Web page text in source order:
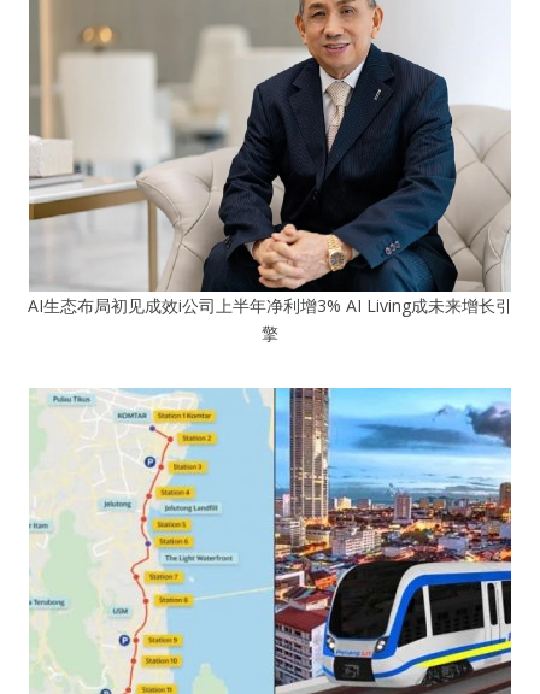
AI生态布局初见成效i公司上半年净利增3% AI Living成未来增长引
擎